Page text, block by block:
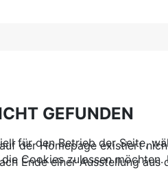
GEFUNDEN
der Homepage existiert
Ende einer Ausstellung
für den Betrieb der Seite,
Cookies zulassen